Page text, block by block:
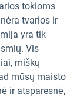
tokioms
tvarios ir
yra tik
Vis
miškų
mūsų maisto
ir atsparesnė,